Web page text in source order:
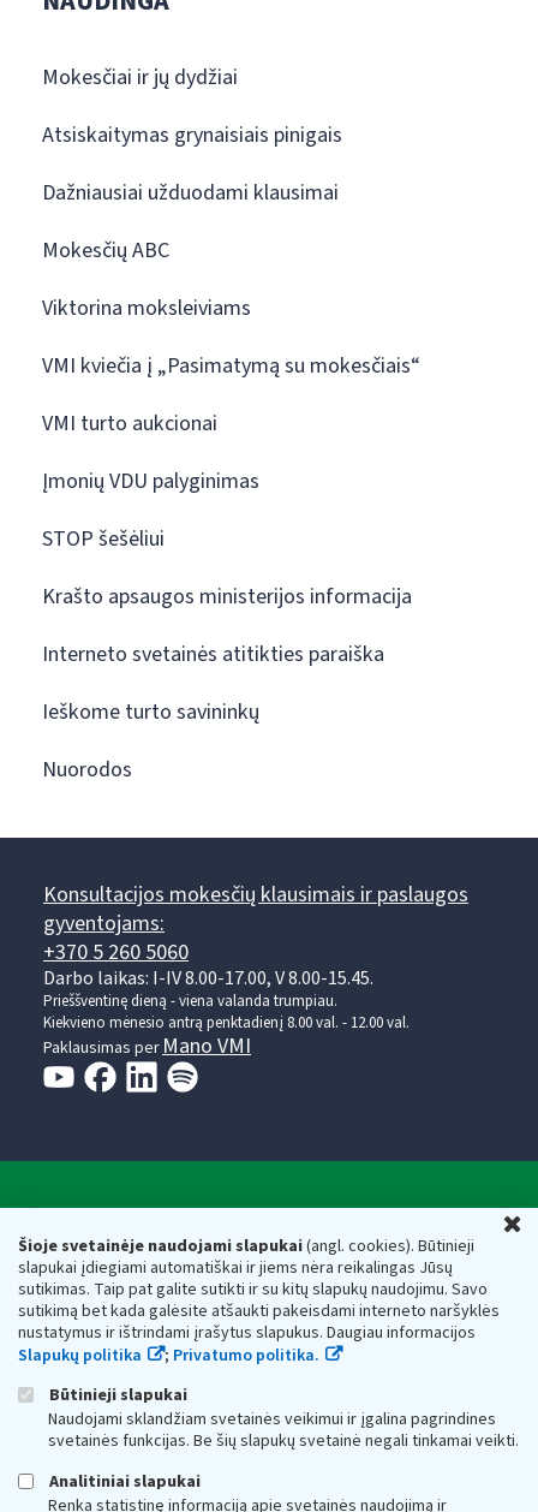
Šioje svetainėje naudojami slapukai(angl. cookies). Būtinieji
slapukai įdiegiami automatiškai ir jiems nėra reikalingas Jūsų
sutikimas. Taip pat galite sutikti ir su kitų slapukų naudojimu. Savo
sutikimą bet kada galėsite atšaukti pakeisdami interneto naršyklės
nustatymus ir ištrindami įrašytus slapukus. Daugiau informacijos
Slapukų politika
; Privatumo politika.
Būtinieji slapukai
Naudojami sklandžiam svetainės veikimui ir įgalina pagrindines
svetainės funkcijas. Be šių slapukų svetainė negali tinkamai veikti.
Analitiniai slapukai
Renka statistinę informaciją apie svetainės naudojimą ir
Mokesčiai ir jų dydžiai
Atsiskaitymas grynaisiais pinigais
Dažniausiai užduodami klausimai
Mokesčių ABC
Viktorina moksleiviams
VMI kviečia į „Pasimatymą su mokesčiais“
VMI turto aukcionai
Įmonių VDU palyginimas
STOP šešėliui
Krašto apsaugos ministerijos informacija
Interneto svetainės atitikties paraiška
Ieškome turto savininkų
Nuorodos
Konsultacijos mokesčių klausimais ir paslaugos
gyventojams:
+370 5 260 5060
Darbo laikas: I-IV 8.00-17.00, V 8.00-15.45.
Prieššventinę dieną - viena valanda trumpiau.
Kiekvieno mėnesio antrą penktadienį 8.00 val. - 12.00 val.
Paklausimas per Mano VMI
Respublikos finansų ministerijos
Biudžetinė įstaiga. Juridinio asmens kodas — 188659752,
adresas: Vasario 16-osios g. 14, 01107 Vilnius, Lietuva, el.paštas:
vmi@vmi.lt, E. pristatymo dėžutės adresas 188659752
Duomenys apie Valstybinę mokesčių inspekciją prie Lietuvos
Respublikos finansų ministerijos kaupiami ir saugomi Juridinių